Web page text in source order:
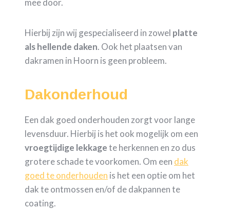
mee door.
Hierbij zijn wij gespecialiseerd in zowel platte
als hellende daken. Ook het plaatsen van
dakramen in Hoorn is geen probleem.
Dakonderhoud
Een dak goed onderhouden zorgt voor lange
levensduur. Hierbij is het ook mogelijk om een
vroegtijdige lekkagete herkennen en zo dus
grotere schade te voorkomen. Om een dak
goed te onderhouden is het een optie om het
dak te ontmossen en/of de dakpannen te
coating.